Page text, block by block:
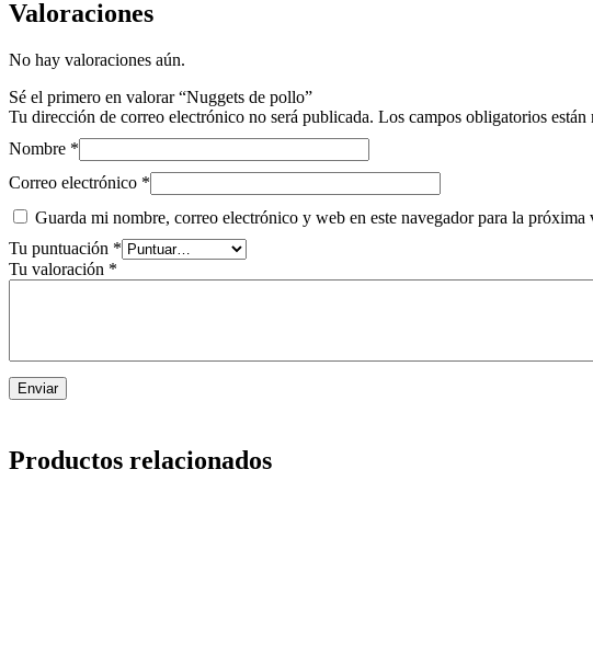
Valoraciones
No hay valoraciones aún.
Sé el primero en valorar “Nuggets de pollo”
Tu dirección de correo electrónico no será publicada. Los campos obligatorios están
Nombre *
Correo electrónico *
Guarda mi nombre, correo electrónico y web en este navegador para la próxima
Tu puntuación *
Tu valoración *
Productos relacionados